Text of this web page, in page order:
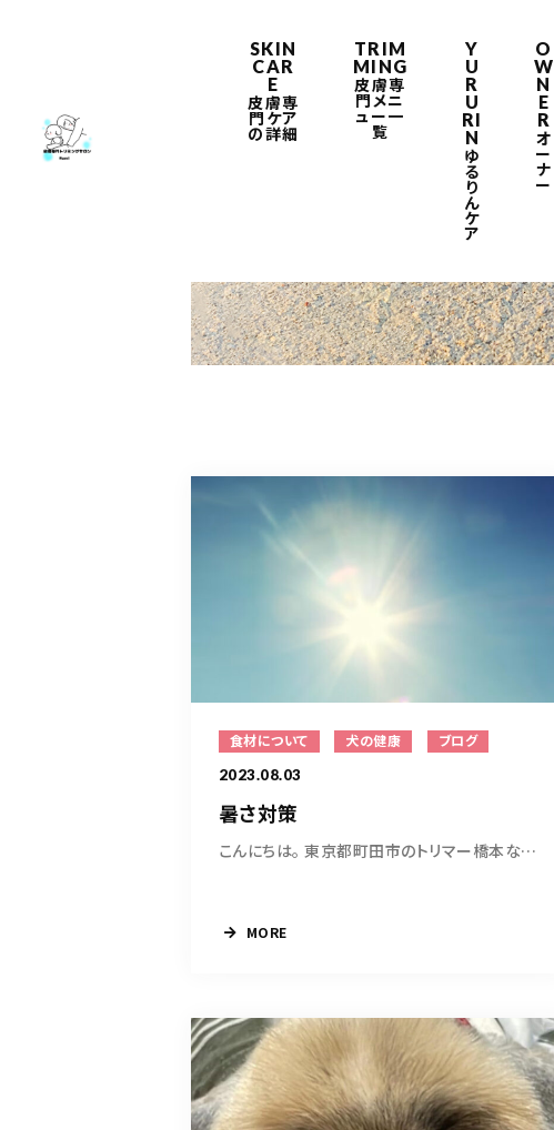
SKIN
CAR
E
皮膚専
門ケア
の詳細
TRIM
MING
皮膚専
門メニ
ュー一
覧
Y
U
R
U
RI
N
ゆ
る
り
ん
ケ
ア
O
W
N
E
R
オ
ー
ナ
ー
食材について 犬の健康 ブログ
2023.08.03
暑さ対策
こんにちは。 東京都町田市のトリマー橋本なみで...
MORE